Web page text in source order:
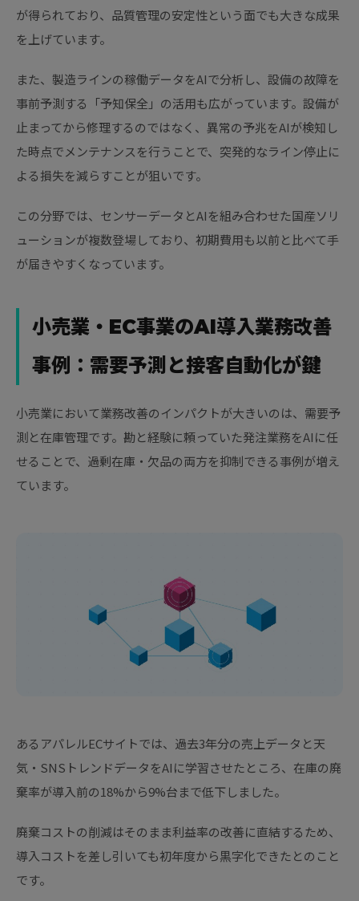
が得られており、品質管理の安定性という面でも大きな成果
を上げています。
また、製造ラインの稼働データをAIで分析し、設備の故障を
事前予測する「予知保全」の活用も広がっています。設備が
止まってから修理するのではなく、異常の予兆をAIが検知し
た時点でメンテナンスを行うことで、突発的なライン停止に
よる損失を減らすことが狙いです。
この分野では、センサーデータとAIを組み合わせた国産ソリ
ューションが複数登場しており、初期費用も以前と比べて手
が届きやすくなっています。
小売業・EC事業のAI導入業務改善
事例：需要予測と接客自動化が鍵
小売業において業務改善のインパクトが大きいのは、需要予
測と在庫管理です。勘と経験に頼っていた発注業務をAIに任
せることで、過剰在庫・欠品の両方を抑制できる事例が増え
ています。
あるアパレルECサイトでは、過去3年分の売上データと天
気・SNSトレンドデータをAIに学習させたところ、在庫の廃
棄率が導入前の18%から9%台まで低下しました。
廃棄コストの削減はそのまま利益率の改善に直結するため、
導入コストを差し引いても初年度から黒字化できたとのこと
です。